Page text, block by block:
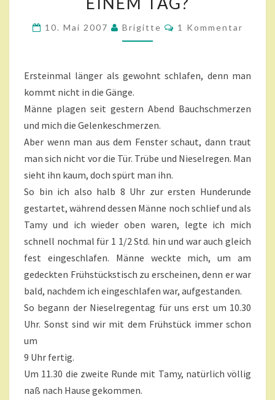
M
A
C
M
N
S
O
E
I
E
M
T
A
?
>
10. Mai 2007 Brigitte
K
O
N
T
E
1 Kommentar
Ersteinmal länger als gewohnt schlafen, denn man
kommt nicht in die Gänge.
Männe plagen seit gestern Abend Bauchschmerzen
und mich die Gelenkeschmerzen.
Aber wenn man aus dem Fenster schaut, dann traut
man sich nicht vor die Tür. Trübe und Nieselregen. Man
sieht ihn kaum, doch spürt man ihn.
So bin ich also halb 8 Uhr zur ersten Hunderunde
gestartet, während dessen Männe noch schlief und als
Tamy und ich wieder oben waren, legte ich mich
schnell nochmal für 1 1/2 Std. hin und war auch gleich
fest eingeschlafen. Männe weckte mich, um am
gedeckten Frühstückstisch zu erscheinen, denn er war
bald, nachdem ich eingeschlafen war, aufgestanden.
So begann der Nieselregentag für uns erst um 10.30
Uhr. Sonst sind wir mit dem Frühstück immer schon
um
9 Uhr fertig.
Um 11.30 die zweite Runde mit Tamy, natürlich völlig
naß nach Hause gekommen.